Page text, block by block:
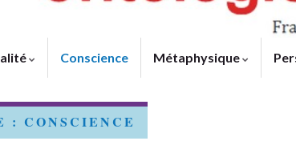
Conscience Métaphysique
: CONSCIENCE